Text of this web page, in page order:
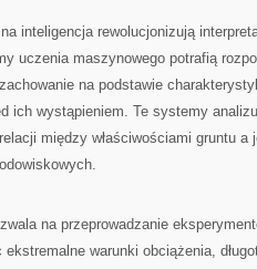
inteligencja rewolucjonizują
uczenia maszynowego potrafią
na podstawie
ich wystąpieniem. Te systemy
między właściwościami gruntu a
na przeprowadzanie
warunki obciążenia,